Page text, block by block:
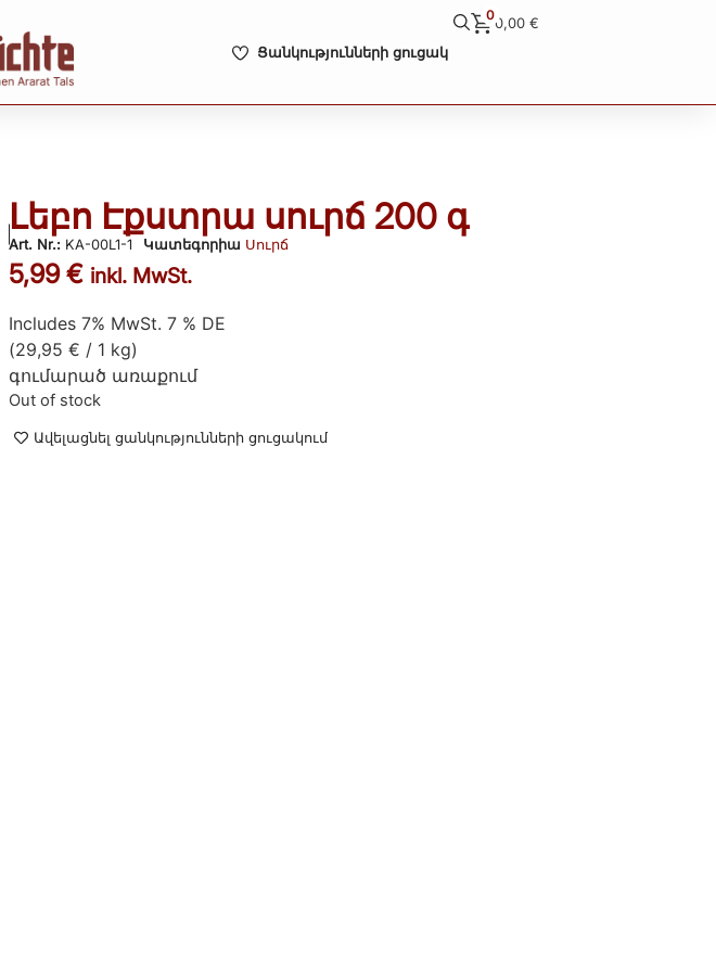
Ցանկությունների ցուցակ
00,00€
Լեբո Էքստրա սուրճ 200 գ
Art. Nr.: KA-00L1-1 Կատեգորիա Սուրճ
5,99€ inkl. MwSt.
Includes 7% MwSt. 7 % DE
(29,95 € / 1 kg)
գումարած առաքում
Out of stock
Ավելացնել ցանկությունների ցուցակում